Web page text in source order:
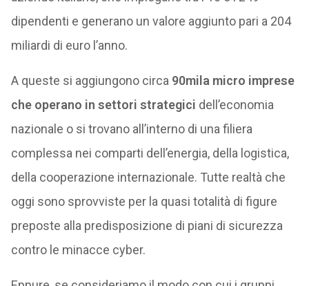
dipendenti e generano un valore aggiunto pari a 204
miliardi di euro l’anno.
A queste si aggiungono circa 90mila micro imprese
che operano in settori strategici dell’economia
nazionale o si trovano all’interno di una filiera
complessa nei comparti dell’energia, della logistica,
della cooperazione internazionale. Tutte realtà che
oggi sono sprovviste per la quasi totalità di figure
preposte alla predisposizione di piani di sicurezza
contro le minacce cyber.